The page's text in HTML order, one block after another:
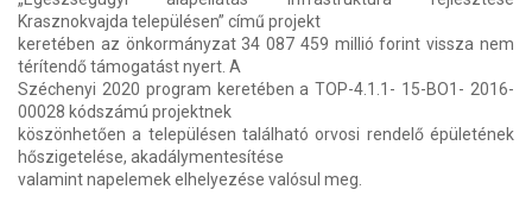
Krasznokvajda településen” című projekt
keretében az önkormányzat 34 087 459 millió forint vissza nem
térítendő támogatást nyert. A
Széchenyi 2020 program keretében a TOP-4.1.1- 15-BO1- 2016-
00028 kódszámú projektnek
köszönhetően a településen található orvosi rendelő épületének
hőszigetelése, akadálymentesítése
valamint napelemek elhelyezése valósul meg.